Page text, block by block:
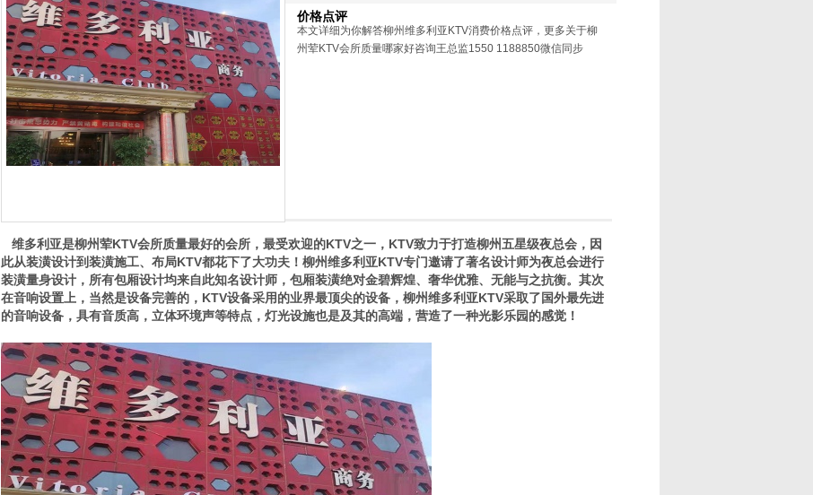
价格点评
本文详细为你解答柳州维多利亚KTV消费价格点评，更多关于柳
州荤KTV会所质量哪家好咨询王总监1550 1188850微信同步
维多利亚是柳州荤KTV会所质量最好的会所，最受欢迎的KTV之一，KTV致力于打造柳州五星级夜总会，因
此从装潢设计到装潢施工、布局KTV都花下了大功夫！柳州维多利亚KTV专门邀请了著名设计师为夜总会进行
装潢量身设计，所有包厢设计均来自此知名设计师，包厢装潢绝对金碧辉煌、奢华优雅、无能与之抗衡。其次
在音响设置上，当然是设备完善的，KTV设备采用的业界最顶尖的设备，柳州维多利亚KTV采取了国外最先进
的音响设备，具有音质高，立体环境声等特点，灯光设施也是及其的高端，营造了一种光影乐园的感觉！